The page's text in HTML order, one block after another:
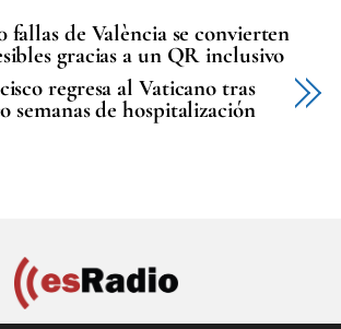
fallas de València se convierten
gracias a un QR inclusivo
regresa al Vaticano tras
semanas de hospitalización